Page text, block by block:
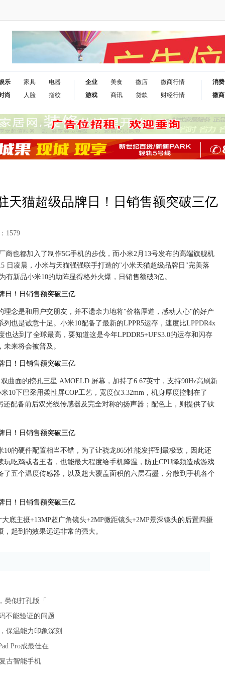
乐
尚
家具
人脸
电器
指纹
企业
游戏
美食
商讯
微店
贷款
微商行情
财经行情
消费
微商
天猫超级品牌日！日销售额突破三亿
1579
商也都加入了制作5G手机的步伐，而小米2月13号发布的高端旗舰机
日凌晨，小米与天猫强强联手打造的"小米天猫超级品牌日"完美落
有新品小米10的助阵显得格外火爆，日销售额破3亿。
理念是和用户交朋友，并不遗余力地将"价格厚道，感动人心"的好产
也是诚意十足。小米10配备了最新的LPPR5运存，速度比LPPDR4x
也达到了全球最高，要知道这是今年LPDDR5+UFS3.0的运存和闪存
来将会被普及。
曲面的挖孔三星 AMOELD 屏幕，加持了6.67英寸，支持90Hz高刷新
10下巴采用柔性屏COP工艺，宽度仅3.32mm，机身厚度控制在了
还配备前后双光线传感器及完全对称的扬声器；配色上，则提供了钛
的硬件配置相当不错，为了让骁龙865性能发挥到最极致，因此还
吃鸡或者王者，也能最大程度给手机降温，防止CPU降频造成游戏
了五个温度传感器，以及超大覆盖面积的六层石墨，分散到手机各个
大底主摄+13MP超广角镜头+2MP微距镜头+2MP景深镜头的后置四摄
起到的效果远远非常的强大。
类似打孔版「
不能验证的问题
保温能力印象深刻
Pro成最佳在
古智能手机